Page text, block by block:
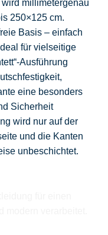
millimetergenau
250×125 cm.
Basis – einfach
für vielseitige
Ausführung
eine besonders
Sicherheit
wird nur auf der
und die Kanten
unbeschichtet.